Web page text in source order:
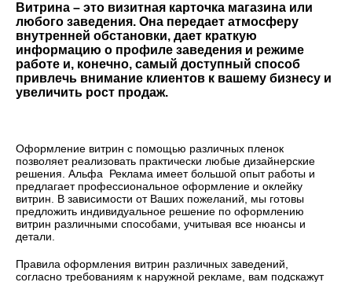
Витрина – это визитная карточка магазина или
любого заведения. Она передает атмосферу
внутренней обстановки, дает краткую
информацию о профиле заведения и режиме
работе и, конечно, самый доступный способ
привлечь внимание клиентов к вашему бизнесу и
увеличить рост продаж.
Оформление витрин с помощью различных пленок
позволяет реализовать практически любые дизайнерские
решения. Альфа
Реклама имеет большой опыт работы и
предлагает профессиональное оформление и оклейку
витрин. В зависимости от Ваших пожеланий, мы готовы
предложить индивидуальное решение по оформлению
витрин различными способами, учитывая все нюансы и
детали.
Правила оформления витрин различных заведений,
согласно требованиям к наружной рекламе, вам подскажут